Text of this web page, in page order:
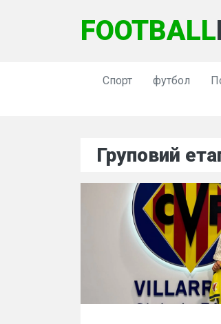
FOOTBALL
Спорт футбол
Груповий